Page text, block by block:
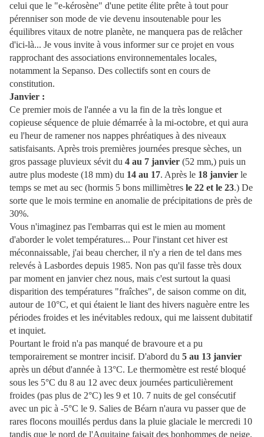
celui que le "e-kérosène" d'une petite élite prête à tout pour
pérenniser son mode de vie devenu insoutenable pour les
équilibres vitaux de notre planète, ne manquera pas de relâcher
d'ici-là... Je vous invite à vous informer sur ce projet en vous
rapprochant des associations environnementales locales,
notamment la Sepanso. Des collectifs sont en cours de
constitution.
Janvier :
Ce premier mois de l'année a vu la fin de la très longue et
copieuse séquence de pluie démarrée à la mi-octobre, et qui aura
eu l'heur de ramener nos nappes phréatiques à des niveaux
satisfaisants. Après trois premières journées presque sèches, un
gros passage pluvieux sévit du 4 au 7 janvier (52 mm,) puis un
autre plus modeste (18 mm) du 14 au 17. Après le 18 janvier le
temps se met au sec (hormis 5 bons millimètres le 22 et le 23.) De
sorte que le mois termine en anomalie de précipitations de près de
30%.
Vous n'imaginez pas l'embarras qui est le mien au moment
d'aborder le volet températures... Pour l'instant cet hiver est
méconnaissable, j'ai beau chercher, il n'y a rien de tel dans mes
relevés à Lasbordes depuis 1985. Non pas qu'il fasse très doux
par moment en janvier chez nous, mais c'est surtout la quasi
disparition des températures "fraîches", de saison comme on dit,
autour de 10°C, et qui étaient le liant des hivers naguère entre les
périodes froides et les inévitables redoux, qui me laissent dubitatif
et inquiet.
Pourtant le froid n'a pas manqué de bravoure et a pu
temporairement se montrer incisif. D'abord du 5 au 13 janvier
après un début d'année à 13°C. Le thermomètre est resté bloqué
sous les 5°C du 8 au 12 avec deux journées particulièrement
froides (pas plus de 2°C) les 9 et 10. 7 nuits de gel consécutif
avec un pic à -5°C le 9. Salies de Béarn n'aura vu passer que de
rares flocons mouillés perdus dans la pluie glaciale le mercredi 10
tandis que le nord de l'Aquitaine faisait des bonhommes de neige.